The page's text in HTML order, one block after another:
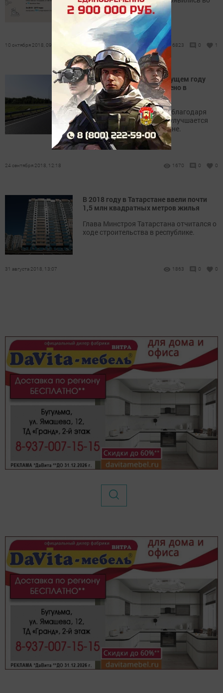
всех районах республики.
10 октября 2018, 09:13 6823 0 1
Рустам Минниханов: В текущем году
25,5 млрд рублей направлено в
дорожную сферу
Президент РТ считает, что благодаря
социальным программам улучшается
качество жизни в Татарстане.
24 сентября 2018, 12:18 1670 0 0
В 2018 году в Татарстане ввели почти
1,5 млн квадратных метров жилья
Глава Минстроя Татарстана отчитался о
ходе строительства в республике.
31 августа 2018, 13:07 1863 0 0